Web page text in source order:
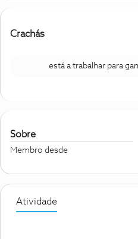
Crachás
está a trabalhar para
Sobre
Membro desde
Atividade